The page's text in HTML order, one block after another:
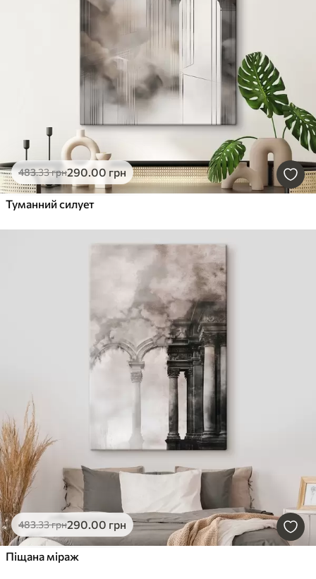
483.33грн290.00 грн
Туманний силует
483.33грн290.00 грн
Піщана міраж